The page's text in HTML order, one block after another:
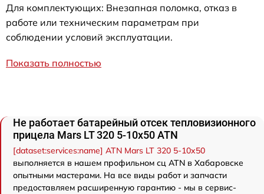
Для комплектующих: Внезапная поломка, отказ в
работе или техническим параметрам при
соблюдении условий эксплуатации.
Показать полностью
Не работает батарейный отсек тепловизионного
прицела Mars LT 320 5-10x50 ATN
[dataset:services:name] ATN Mars LT 320 5-10x50
выполняется в нашем профильном сц ATN в Хабаровске
опытными мастерами. На все виды работ и запчасти
предоставляем расширенную гарантию - мы в сервис-